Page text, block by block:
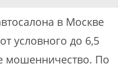
в Москве
условного до 6,5
мошенничество. По